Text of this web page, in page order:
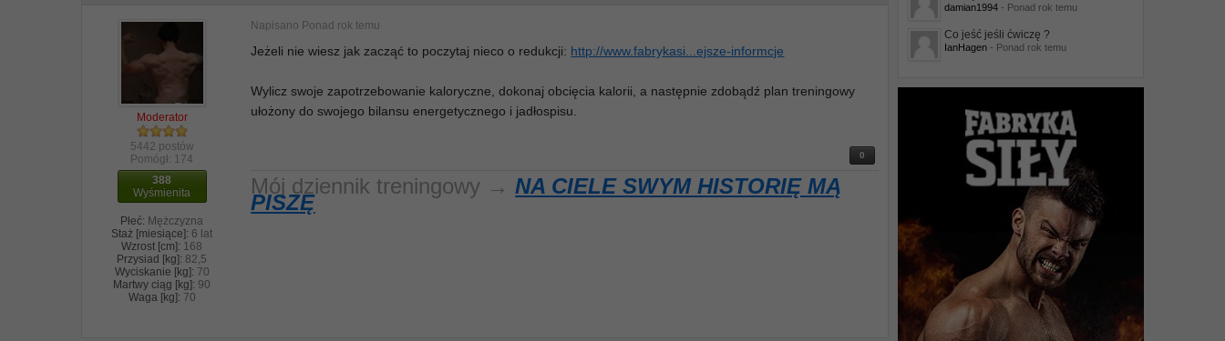
Moderator
5442 postów
Pomógł: 174
388
Wyśmienita
Płeć: Mężczyzna
Staż [miesiące]: 6 lat
Wzrost [cm]: 168
Przysiad [kg]: 82,5
Wyciskanie [kg]: 70
Martwy ciąg [kg]: 90
Waga [kg]: 70
Napisano Ponad rok temu
Jeżeli nie wiesz jak zacząć to poczytaj nieco o redukcji: http://www.fabrykasi...ejsze-informcje
Wylicz swoje zapotrzebowanie kaloryczne, dokonaj obcięcia kalorii, a następnie zdobądź plan treningowy
ułożony do swojego bilansu energetycznego i jadłospisu.
0
Mój dziennik treningowy →NA CIELE SWYM HISTORIĘ MĄ
PISZĘ
damian1994- Ponad rok temu
Co jeść jeśli ćwiczę ?
IanHagen- Ponad rok temu